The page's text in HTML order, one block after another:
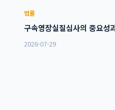
법률
구속영장실질심사의 중요성
2026-07-29